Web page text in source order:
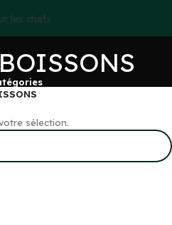
sélection.